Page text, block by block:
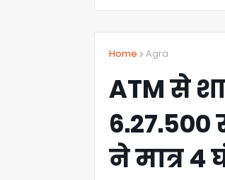
Home Agra
ATM से
ने मात्र